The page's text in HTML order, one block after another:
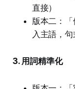
直接）
版本二：
入主語，句
3. 用詞精準化